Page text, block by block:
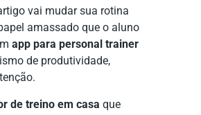
vai mudar sua rotina
amassado que o aluno
app para personal trainer
de produtividade,
de treino em casa que